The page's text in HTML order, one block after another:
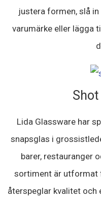
justera formen, slå
varumärke eller lägga
Lida Glassware har
snapsglas i
barer, restauranger
sortiment är utformat
återspeglar kvalitet och